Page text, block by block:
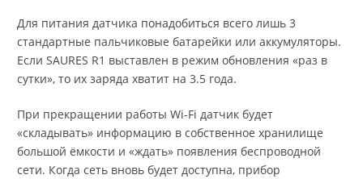
Для питания датчика понадобиться всего лишь 3
стандартные пальчиковые батарейки или аккумуляторы.
Если SAURES R1 выставлен в режим обновления «раз в
сутки», то их заряда хватит на 3.5 года.
При прекращении работы Wi-Fi датчик будет
«складывать» информацию в собственное хранилище
большой ёмкости и «ждать» появления беспроводной
сети. Когда сеть вновь будет доступна, прибор